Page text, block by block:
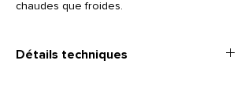
chaudes que froides.
Détails techniques